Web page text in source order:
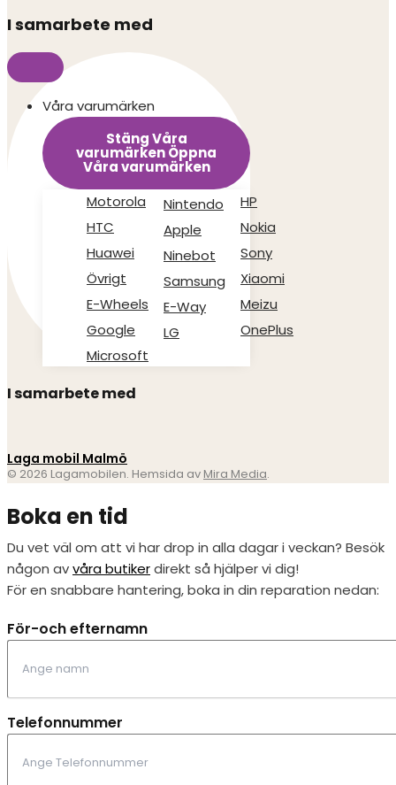
I samarbete med
Våra varumärken
Stäng Våra
varumärkenÖppna
Våra varumärken
Motorola
HTC
Huawei
Övrigt
E-Wheels
Google
Microsoft
Nintendo
Apple
Ninebot
Samsung
E-Way
LG
HP
Nokia
Sony
Xiaomi
Meizu
OnePlus
I samarbete med
Laga mobil Malmö
© 2026 Lagamobilen. Hemsida av Mira Media.
Boka en tid
Du vet väl om att vi har drop in alla dagar i veckan? Besök
någon avvåra butikerdirekt så hjälper vi dig!
För en snabbare hantering, boka in din reparation nedan:
För-och efternamn
Telefonnummer